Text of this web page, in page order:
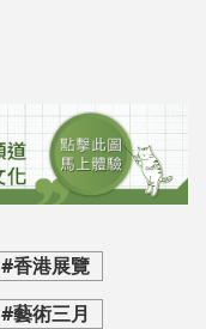
#香港展覽
#藝術三月